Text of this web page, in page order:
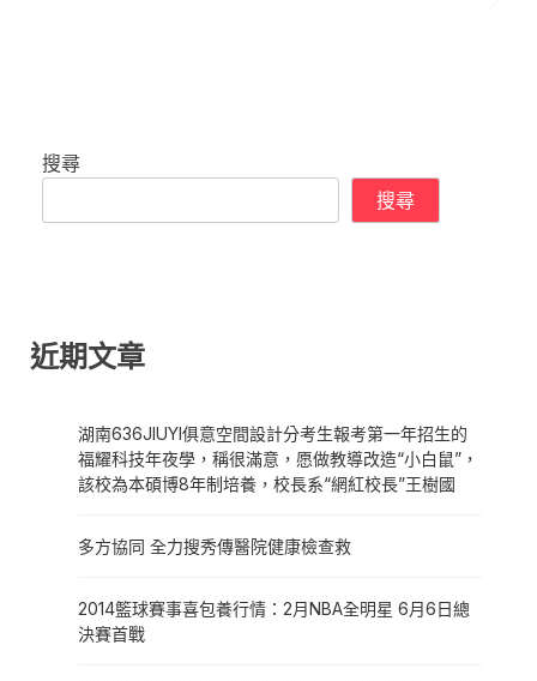
搜尋
搜尋
近期文章
湖南636JIUYI俱意空間設計分考生報考第一年招生的
福耀科技年夜學，稱很滿意，愿做教導改造“小白鼠”，
該校為本碩博8年制培養，校長系“網紅校長”王樹國
多方協同 全力搜秀傳醫院健康檢查救
2014籃球賽事喜包養行情：2月NBA全明星 6月6日總
決賽首戰